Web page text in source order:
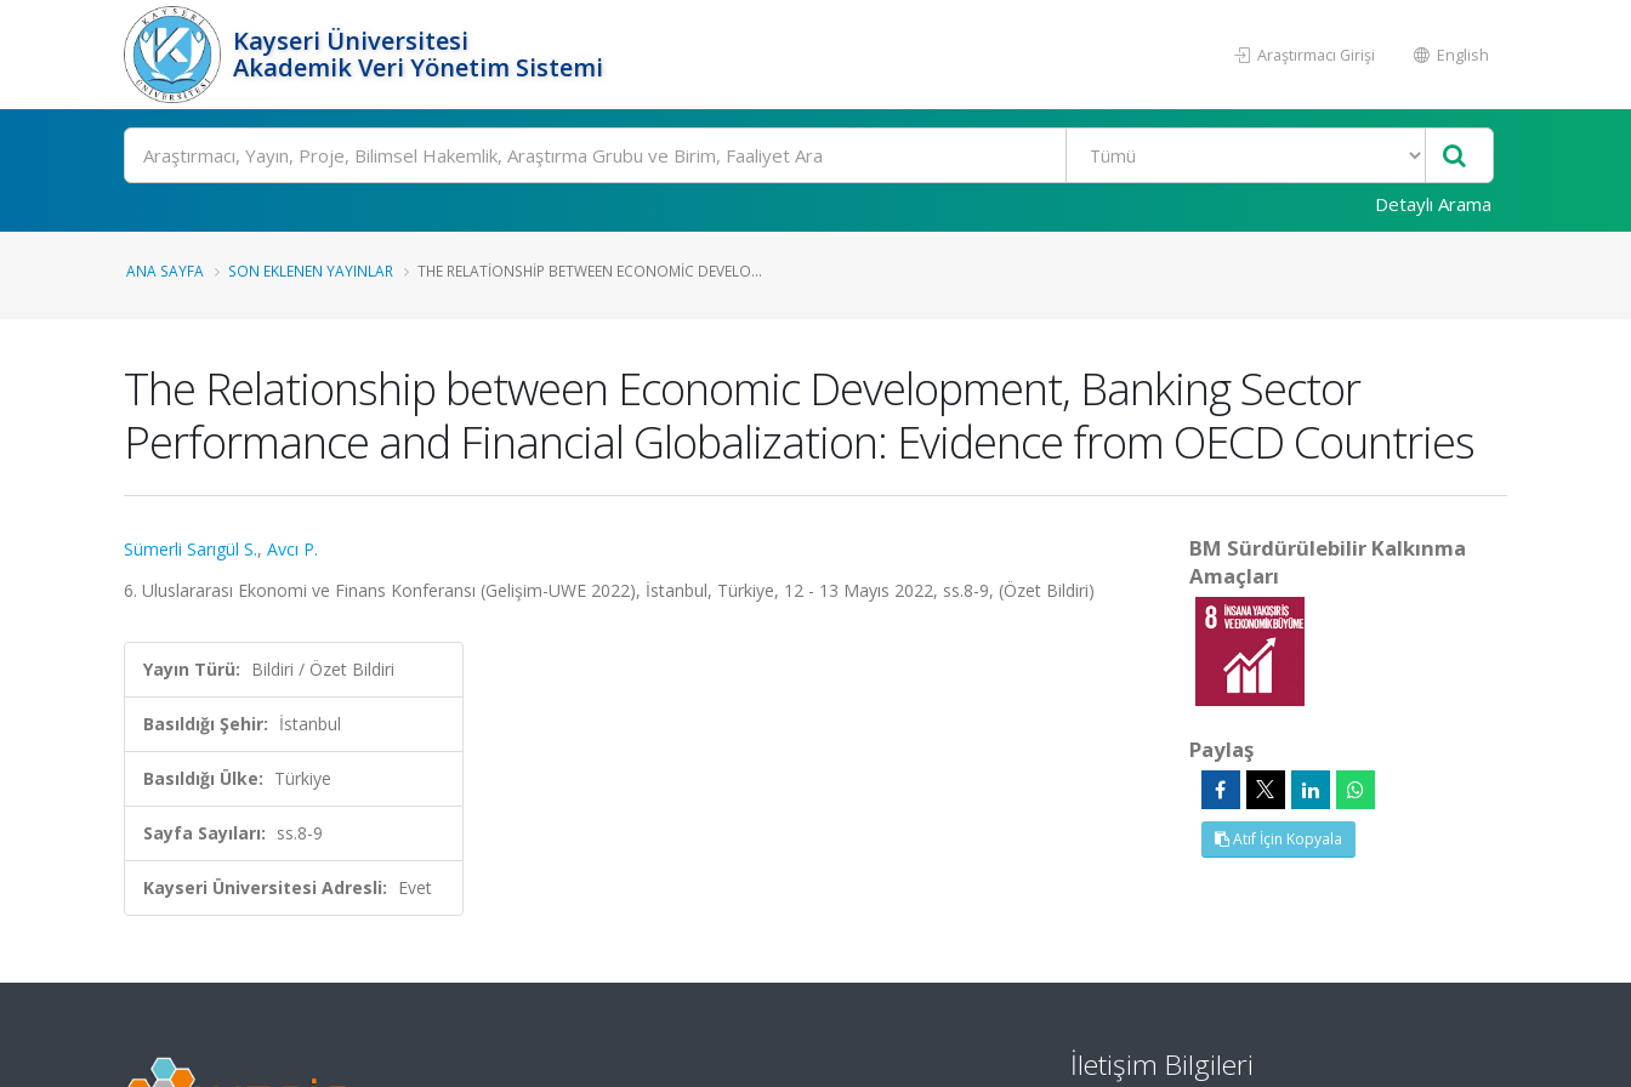
Kayseri Üniversitesi
Akademik Veri Yönetim Sistemi
Araştırmacı Girişi English
Ara
Detaylı Arama
ANA SAYFA SON EKLENEN YAYINLAR THE RELATIONSHIP BETWEEN ECONOMIC DEVELO...
The Relationship between Economic Development, Banking Sector
Performance and Financial Globalization: Evidence from OECD Countries
Sümerli Sarıgül S., Avcı P.
6. Uluslararası Ekonomi ve Finans Konferansı (Gelişim-UWE 2022), İstanbul, Türkiye, 12 - 13 Mayıs 2022, ss.8-9, (Özet Bildiri)
Yayın Türü: Bildiri / Özet Bildiri
Basıldığı Şehir: İstanbul
Basıldığı Ülke: Türkiye
Sayfa Sayıları: ss.8-9
Kayseri Üniversitesi Adresli: Evet
BM Sürdürülebilir Kalkınma
Amaçları
Paylaş
Atıf İçin Kopyala
İletişim Bilgileri